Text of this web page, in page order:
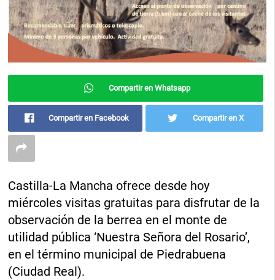
Compartir en Whatsapp
Compartir en Facebook Compartir en X
Castilla-La Mancha ofrece desde hoy
miércoles visitas gratuitas para disfrutar de la
observación de la berrea en el monte de
utilidad pública ‘Nuestra Señora del Rosario’,
en el término municipal de Piedrabuena
(Ciudad Real).